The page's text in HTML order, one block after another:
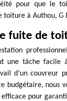
pour que le
à Authou, G
fuite de
une tâche
d’un couvreur
budgétaire, nous
efficace pour